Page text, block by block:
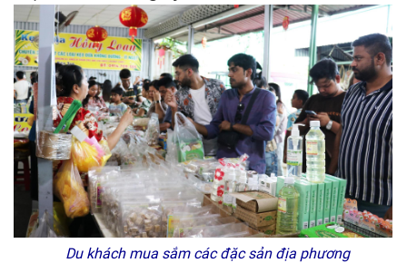
Du khách mua sắm các đặc sản địa phương